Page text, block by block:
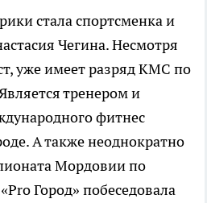
стала спортсменка и
Чегина. Несмотря
уже имеет разряд КМС по
тренером и
фитнес
А также неоднократно
Мордовии по
Город» побеседовала